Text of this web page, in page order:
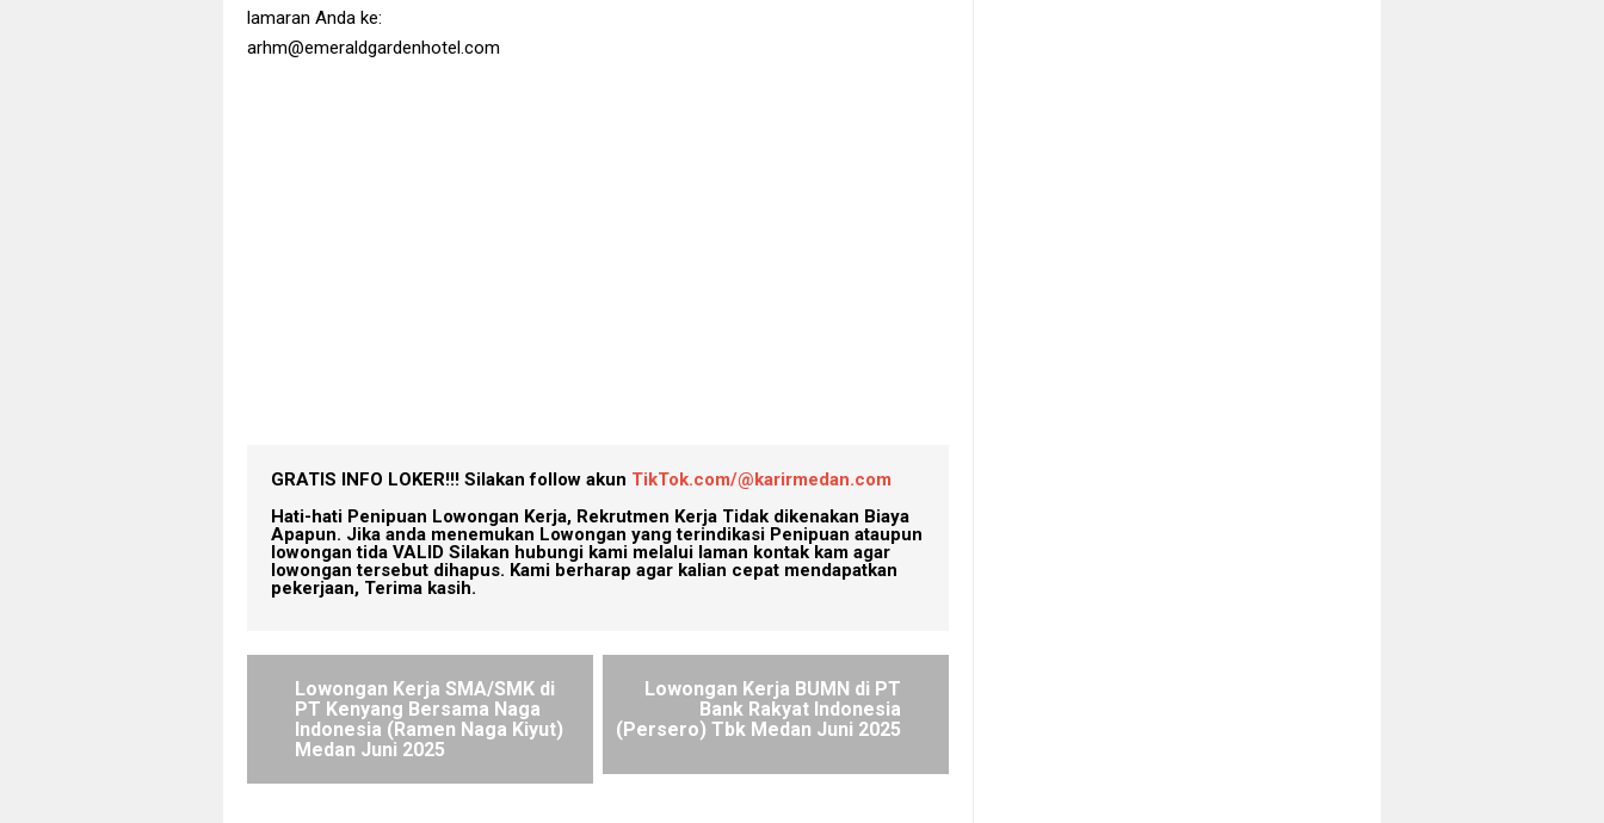
lamaran Anda ke:
arhm@emeraldgardenhotel.com
GRATIS INFO LOKER!!! Silakan follow akun TikTok.com/@karirmedan.com
Hati-hati Penipuan Lowongan Kerja, Rekrutmen Kerja Tidak dikenakan Biaya
Apapun. Jika anda menemukan Lowongan yang terindikasi Penipuan ataupun
lowongan tida VALID Silakan hubungi kami melalui laman kontak kam agar
lowongan tersebut dihapus. Kami berharap agar kalian cepat mendapatkan
pekerjaan, Terima kasih.
Lowongan Kerja SMA/SMK di
PT Kenyang Bersama Naga
Indonesia (Ramen Naga Kiyut)
Medan Juni 2025
Lowongan Kerja BUMN di PT
Bank Rakyat Indonesia
(Persero) Tbk Medan Juni 2025